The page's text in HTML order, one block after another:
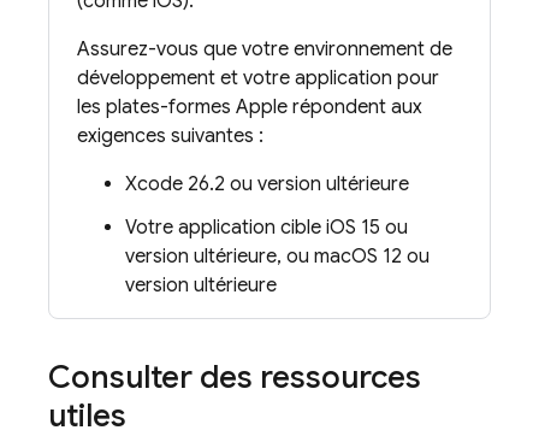
Assurez-vous que votre environnement de
développement et votre application pour
les plates-formes Apple répondent aux
exigences suivantes :
Xcode 26.2 ou version ultérieure
Votre application cible iOS 15 ou
version ultérieure, ou macOS 12 ou
version ultérieure
Consulter des ressources
utiles